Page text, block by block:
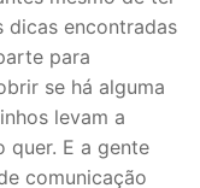
dicas encontradas
para
se há alguma
levam a
quer. E a gente
comunicação